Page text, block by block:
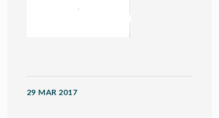
29 MAR 2017